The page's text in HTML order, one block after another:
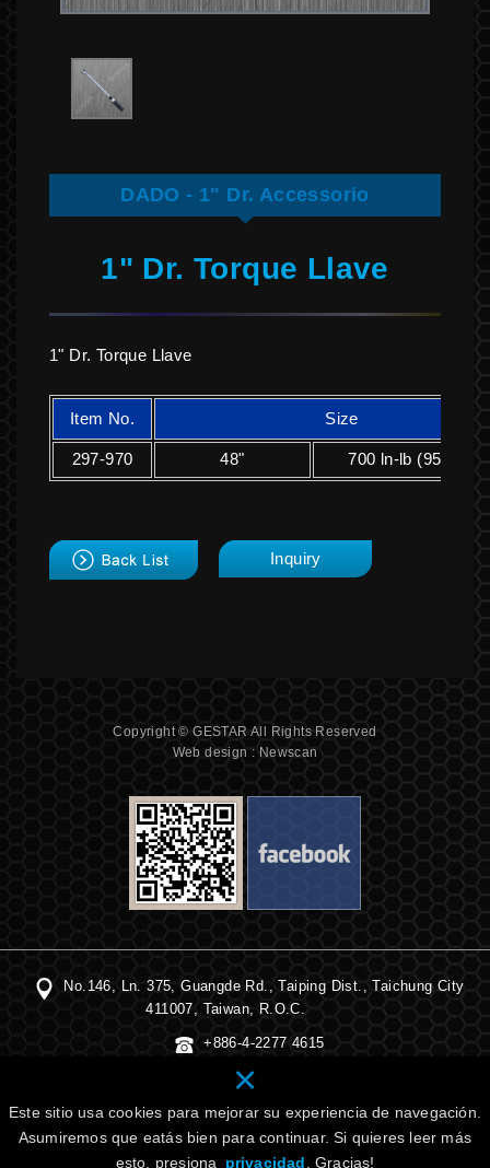
Este sitio usa cookies para mejorar su experiencia de navegación.
Asumiremos que eatás bien para continuar. Si quieres leer más
esto, presiona
privacidad . Gracias!
×
DADO - 1" Dr. Accessorio
1" Dr. Torque Llave
1" Dr. Torque Llave
Item No. Size
297-970 48" 700 ln-lb (950 N-
back Inquiry
Copyright © GESTAR All Rights Reserved
Web design : Newscan
No.146, Ln. 375, Guangde Rd., Taiping Dist., Taichung City
411007, Taiwan, R.O.C.
+886-4-2277 4615
+886-4-2391 2560
service@gestartec.com